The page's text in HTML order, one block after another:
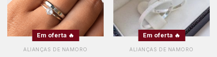
Em oferta 🔥
ALIANÇAS DE NAMORO
Em oferta 🔥
ALIANÇAS DE NAMORO